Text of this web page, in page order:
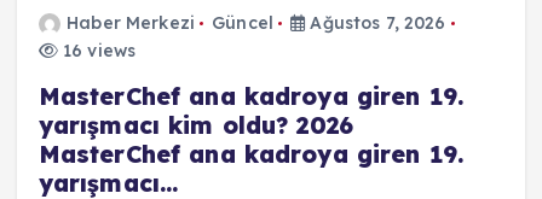
Haber Merkezi Güncel
Ağustos 7, 2026
16 views
MasterChef ana kadroya giren 19.
yarışmacı kim oldu? 2026
MasterChef ana kadroya giren 19.
yarışmacı…